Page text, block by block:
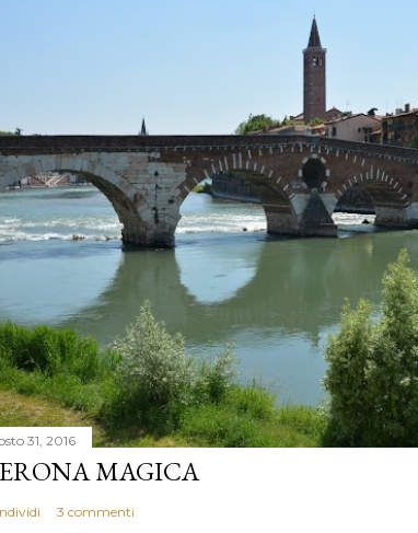
31, 2016
MAGICA
3 commenti